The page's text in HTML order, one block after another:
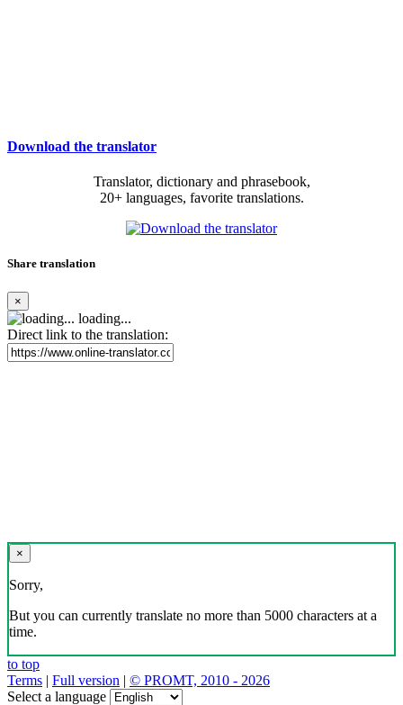
Download the translator
Translator, dictionary and phrasebook,
20+ languages, favorite translations.
Share translation
×
loading...
Direct link to the translation:
×
Sorry,
But you can currently translate no more than 5000 characters at a
time.
to top
Terms | Full version | © PROMT, 2010 - 2026
Select a language